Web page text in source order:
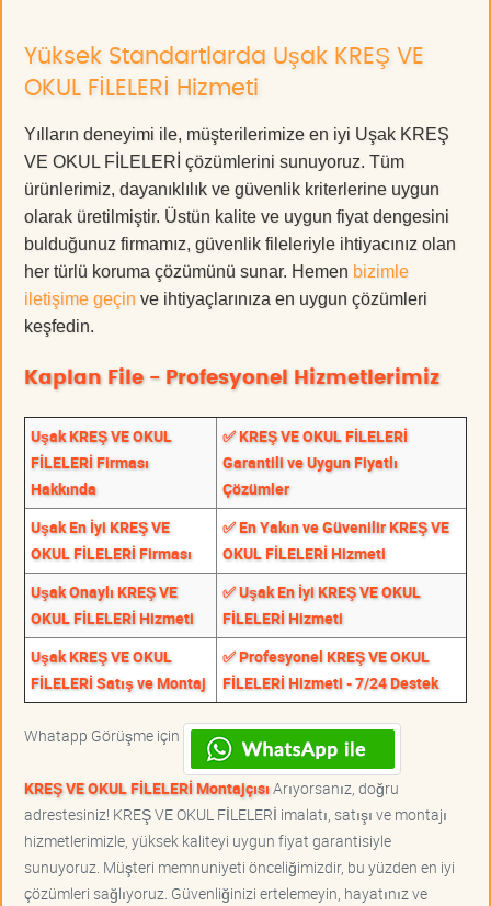
Yüksek Standartlarda Uşak KREŞ VE
OKUL FİLELERİ Hizmeti
Yılların deneyimi ile, müşterilerimize en iyi Uşak KREŞ
VE OKUL FİLELERİ çözümlerini sunuyoruz. Tüm
ürünlerimiz, dayanıklılık ve güvenlik kriterlerine uygun
olarak üretilmiştir. Üstün kalite ve uygun fiyat dengesini
bulduğunuz firmamız, güvenlik fileleriyle ihtiyacınız olan
her türlü koruma çözümünü sunar. Hemen bizimle
iletişime geçin ve ihtiyaçlarınıza en uygun çözümleri
keşfedin.
Kaplan File - Profesyonel Hizmetlerimiz
Uşak KREŞ VE OKUL
FİLELERİ Firması
Hakkında
✅ KREŞ VE OKUL FİLELERİ
Garantili ve Uygun Fiyatlı
Çözümler
Uşak En İyi KREŞ VE
OKUL FİLELERİ Firması
✅ En Yakın ve Güvenilir KREŞ VE
OKUL FİLELERİ Hizmeti
Uşak Onaylı KREŞ VE
OKUL FİLELERİ Hizmeti
✅ Uşak En İyi KREŞ VE OKUL
FİLELERİ Hizmeti
Uşak KREŞ VE OKUL
FİLELERİ Satış ve Montaj
✅ Profesyonel KREŞ VE OKUL
FİLELERİ Hizmeti - 7/24 Destek
Whatapp Görüşme için
KREŞ VE OKUL FİLELERİ MontajçısıArıyorsanız, doğru
adrestesiniz! KREŞ VE OKUL FİLELERİ imalatı, satışı ve montajı
hizmetlerimizle, yüksek kaliteyi uygun fiyat garantisiyle
sunuyoruz. Müşteri memnuniyeti önceliğimizdir, bu yüzden en iyi
çözümleri sağlıyoruz. Güvenliğinizi ertelemeyin, hayatınız ve